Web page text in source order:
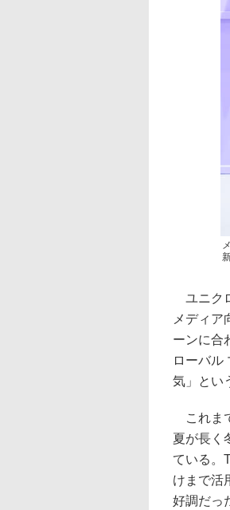
ユニク
メディア
ーンに合
ローバル
気」とい
これま
夏が長く
ている。
けまで活
好調だっ